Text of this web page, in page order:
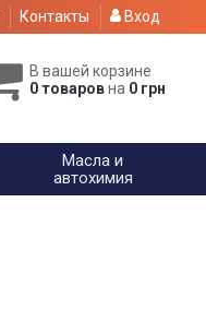
Контакты Вход
В вашей корзине
0 товаровна 0 грн
Масла и
автохимия